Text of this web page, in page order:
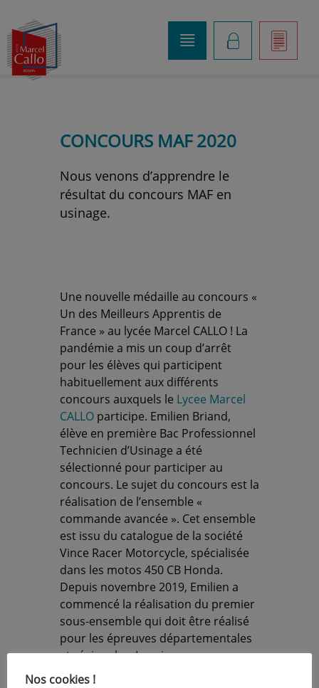
]
K
o
CONCOURS MAF 2020
Nous venons d’apprendre le
résultat du concours MAF en
usinage.
Une nouvelle médaille au concours «
Un des Meilleurs Apprentis de
France » au lycée Marcel CALLO ! La
pandémie a mis un coup d’arrêt
pour les élèves qui participent
habituellement aux différents
concours auxquels le Lycee Marcel
CALLO participe. Emilien Briand,
élève en première Bac Professionnel
Technicien d’Usinage a été
sélectionné pour participer au
concours. Le sujet du concours est la
réalisation de l’ensemble «
commande avancée ». Cet ensemble
est issu du catalogue de la société
Vince Racer Motorcycle, spécialisée
dans les motos 450 CB Honda.
Depuis novembre 2019, Emilien a
commencé la réalisation du premier
sous-ensemble qui doit être réalisé
pour les épreuves départementales
et régionales. La mise en
confinement a mis un arrêt à l’élan
Nos cookies !